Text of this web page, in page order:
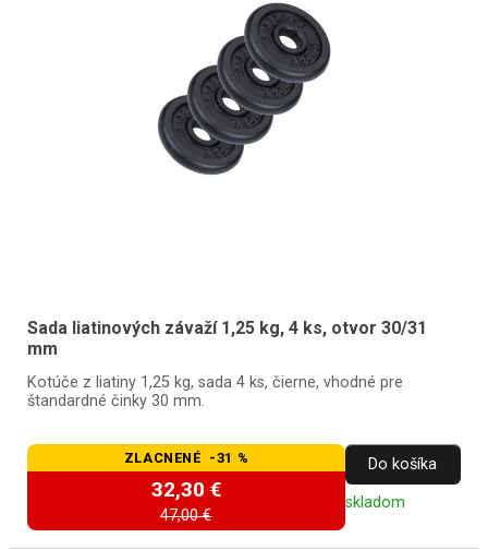
Sada liatinových závaží 1,25 kg, 4 ks, otvor 30/31
mm
Kotúče z liatiny 1,25 kg, sada 4 ks, čierne, vhodné pre
štandardné činky 30 mm.
ZLACNENÉ -31 %
32,30 €
47,00 €
Do košíka
skladom